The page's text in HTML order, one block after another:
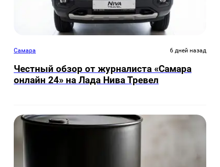
Самара 6 дней назад
Честный обзор от журналиста «Самара
онлайн 24» на Лада Нива Тревел